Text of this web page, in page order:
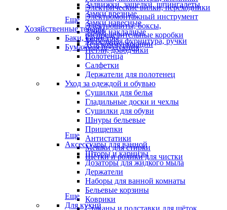
Электрические вилки, переходники
Электромонтажный инструмент
Электрощиты, боксы,
распределительные коробки
Телекоммуникации
Задвижки, защелки, шпингалеты
Замки врезные
Замки навесные
Замки накладные
Мебельная фурнитура, ручки
Петли, доводчики
Еще
Хозяйственные товары
Баки, канистры
Бумажная продукция
Полотенца
Салфетки
Держатели для полотенец
Уход за одеждой и обувью
Сушилки для белья
Гладильные доски и чехлы
Сушилки для обуви
Шнуры бельевые
Прищепки
Антистатики
Мешки для стирки
Щётки и ролики для чистки
Еще
Аксессуары для ванной
Шторы и карнизы
Дозаторы для жидкого мыла
Держатели
Наборы для ванной комнаты
Бельевые корзины
Коврики
Стаканы и подставки для щёток
Еще
Для кухни